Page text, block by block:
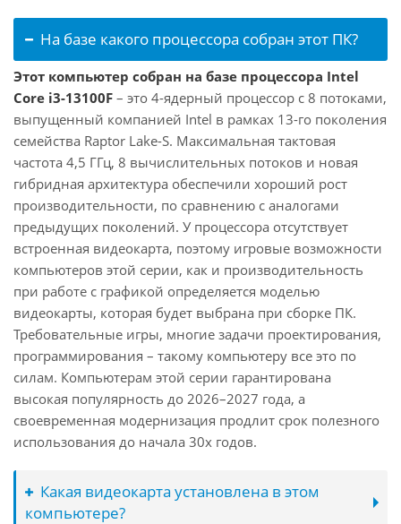
На базе какого процессора собран этот ПК?
Этот компьютер собран на базе процессора Intel
Core i3-13100F – это 4-ядерный процессор с 8 потоками,
выпущенный компанией Intel в рамках 13-го поколения
семейства Raptor Lake-S. Максимальная тактовая
частота 4,5 ГГц, 8 вычислительных потоков и новая
гибридная архитектура обеспечили хороший рост
производительности, по сравнению с аналогами
предыдущих поколений. У процессора отсутствует
встроенная видеокарта, поэтому игровые возможности
компьютеров этой серии, как и производительность
при работе с графикой определяется моделью
видеокарты, которая будет выбрана при сборке ПК.
Требовательные игры, многие задачи проектирования,
программирования – такому компьютеру все это по
силам. Компьютерам этой серии гарантирована
высокая популярность до 2026–2027 года, а
своевременная модернизация продлит срок полезного
использования до начала 30х годов.
Какая видеокарта установлена в этом
компьютере?